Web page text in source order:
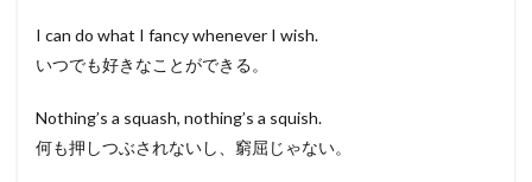
I can do what I fancy whenever I wish.
いつでも好きなことができる。
Nothing’s a squash, nothing’s a squish.
何も押しつぶされないし、窮屈じゃない。